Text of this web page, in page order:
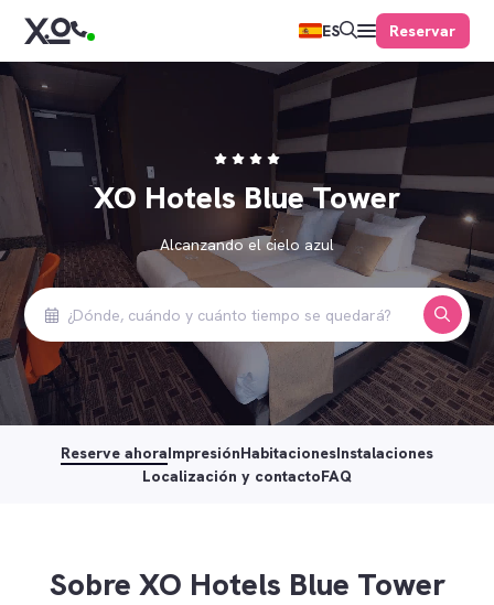
ES Reservar
XO Hotels Blue Tower
Alcanzando el cielo azul
Reserve ahoraImpresiónHabitacionesInstalaciones
Localización y contactoFAQ
Sobre XO Hotels Blue Tower